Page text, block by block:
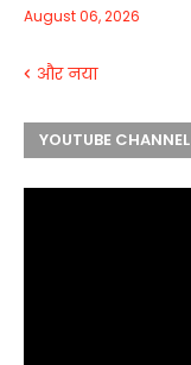
August 06, 2026
और नया
YOUTUBE CHANNEL